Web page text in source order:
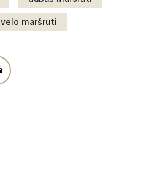
velo maršruti